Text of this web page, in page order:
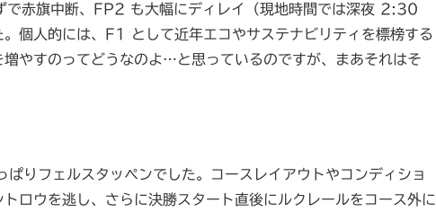
赤旗中断、FP2 も大幅にディレイ（現地時間では深夜 2:30
個人的には、F1 として近年エコやサステナビリティを標榜する
やすのってどうなのよ…と思っているのですが、まあそれはそ
りフェルスタッペンでした。コースレイアウトやコンディショ
ロウを逃し、さらに決勝スタート直後にルクレールをコース外に